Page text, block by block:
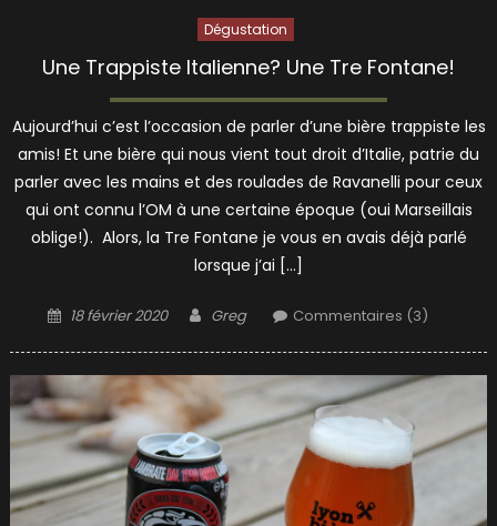
Dégustation
Une Trappiste Italienne? Une Tre Fontane!
Aujourd’hui c’est l’occasion de parler d’une bière trappiste les
amis! Et une bière qui nous vient tout droit d’Italie, patrie du
parler avec les mains et des roulades de Ravanelli pour ceux
qui ont connu l’OM à une certaine époque (oui Marseillais
oblige!). Alors, la Tre Fontane je vous en avais déjà parlé
lorsque j’ai […]
Posted
18 février 2020 Author
Greg Commentaires (3)